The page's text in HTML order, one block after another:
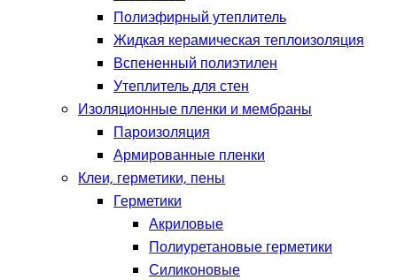
Полиэфирный утеплитель
Жидкая керамическая теплоизоляция
Вспененный полиэтилен
Утеплитель для стен
Изоляционные пленки и мембраны
Пароизоляция
Армированные пленки
Клеи, герметики, пены
Герметики
Акриловые
Полиуретановые герметики
Силиконовые